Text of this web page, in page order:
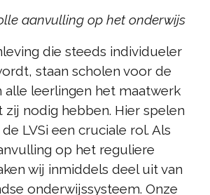
aanvulling op het onderwijs
die steeds individueler
staan scholen voor de
alle leerlingen het maatwerk
zij nodig hebben. Hier spelen
LVSi een cruciale rol. Als
op het reguliere
wij inmiddels deel uit van
onderwijssysteem. Onze